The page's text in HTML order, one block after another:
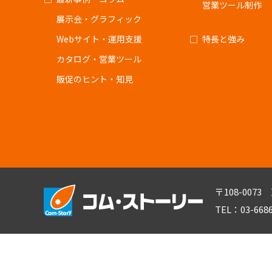
展示会・グラフィック
Webサイト・運用支援
カタログ・営業ツール
販促のヒント・知見
営業ツール制作
特長と強み
〒108-0073
TEL：03-